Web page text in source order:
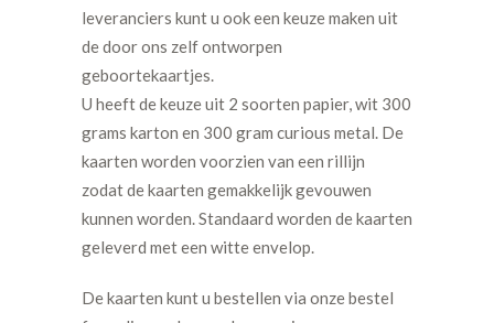
leveranciers kunt u ook een keuze maken uit
de door ons zelf ontworpen
geboortekaartjes.
U heeft de keuze uit 2 soorten papier, wit 300
grams karton en 300 gram curious metal. De
kaarten worden voorzien van een rillijn
zodat de kaarten gemakkelijk gevouwen
kunnen worden. Standaard worden de kaarten
geleverd met een witte envelop.
De kaarten kunt u bestellen via onze bestel